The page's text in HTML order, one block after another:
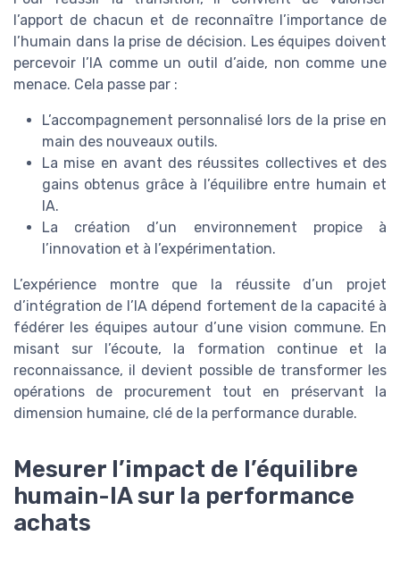
l’apport de chacun et de reconnaître l’importance de
l’humain dans la prise de décision. Les équipes doivent
percevoir l’IA comme un outil d’aide, non comme une
menace. Cela passe par :
L’accompagnement personnalisé lors de la prise en
main des nouveaux outils.
La mise en avant des réussites collectives et des
gains obtenus grâce à l’équilibre entre humain et
IA.
La création d’un environnement propice à
l’innovation et à l’expérimentation.
L’expérience montre que la réussite d’un projet
d’intégration de l’IA dépend fortement de la capacité à
fédérer les équipes autour d’une vision commune. En
misant sur l’écoute, la formation continue et la
reconnaissance, il devient possible de transformer les
opérations de procurement tout en préservant la
dimension humaine, clé de la performance durable.
Mesurer l’impact de l’équilibre
humain-IA sur la performance
achats